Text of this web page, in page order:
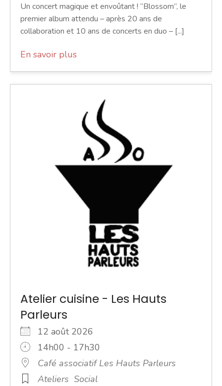
Un concert magique et envoûtant ! “Blossom”, le
premier album attendu – après 20 ans de
collaboration et 10 ans de concerts en duo – [...]
En savoir plus
Atelier cuisine - Les Hauts
Parleurs
12 août 2026
14h00 - 17h30
Café associatif Les Hauts Parleurs
Ateliers Social